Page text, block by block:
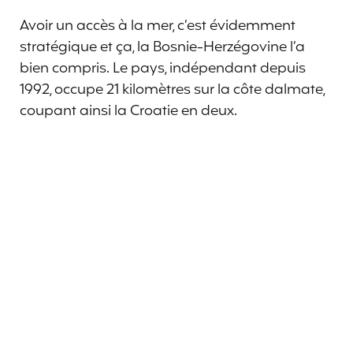
Avoir un accès à la mer, c’est évidemment
stratégique et ça, la Bosnie-Herzégovine l’a
bien compris. Le pays, indépendant depuis
1992, occupe 21 kilomètres sur la côte dalmate,
coupant ainsi la Croatie en deux.